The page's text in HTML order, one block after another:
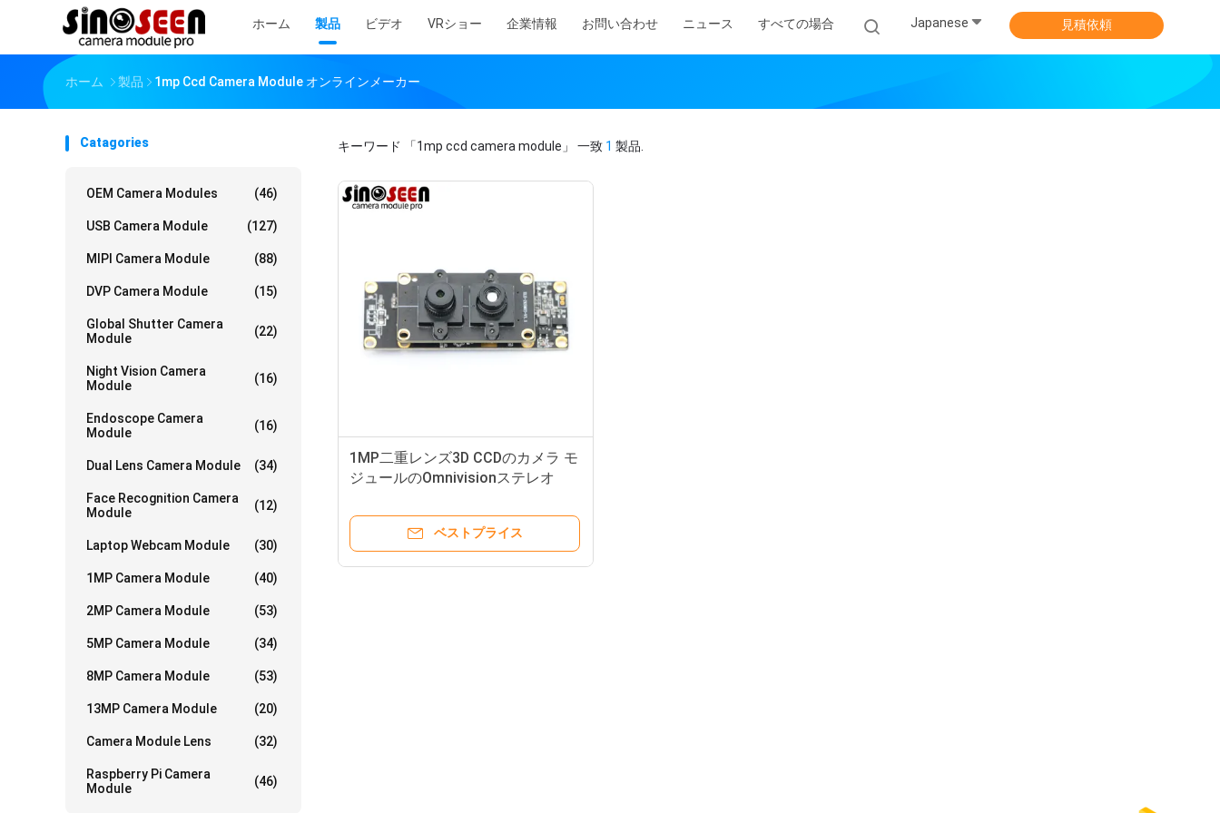
ホーム 製品 ビデオ VRショー 企業情報 お問い合わせ ニュース すべての場合 Japanese 見積依頼
ホーム 製品 1mp Ccd Camera Module オンラインメーカー
Catagories
OEM Camera Modules (46)
USB Camera Module (127)
MIPI Camera Module (88)
DVP Camera Module (15)
Global Shutter Camera
Module
(22)
Night Vision Camera
Module
(16)
Endoscope Camera
Module
(16)
Dual Lens Camera Module (34)
Face Recognition Camera
Module
(12)
Laptop Webcam Module (30)
1MP Camera Module (40)
2MP Camera Module (53)
5MP Camera Module (34)
8MP Camera Module (53)
13MP Camera Module (20)
Camera Module Lens (32)
Raspberry Pi Camera
Module
(46)
キーワード 「1mp ccd camera module」 一致 1 製品.
1MP二重レンズ3D CCDのカメラ モ
ジュールのOmnivisionステレオ
ベストプライス